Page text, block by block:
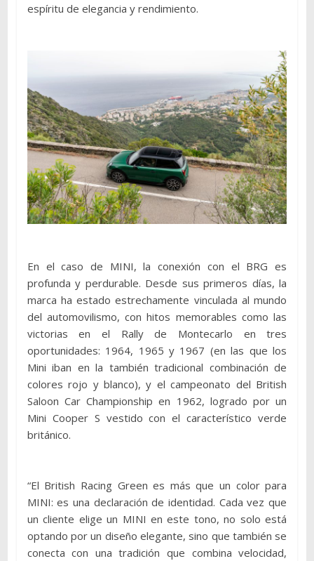
espíritu de elegancia y rendimiento.
En el caso de MINI, la conexión con el BRG es
profunda y perdurable. Desde sus primeros días, la
marca ha estado estrechamente vinculada al mundo
del automovilismo, con hitos memorables como las
victorias en el Rally de Montecarlo en tres
oportunidades: 1964, 1965 y 1967 (en las que los
Mini iban en la también tradicional combinación de
colores rojo y blanco), y el campeonato del British
Saloon Car Championship en 1962, logrado por un
Mini Cooper S vestido con el característico verde
británico.
“El British Racing Green es más que un color para
MINI: es una declaración de identidad. Cada vez que
un cliente elige un MINI en este tono, no solo está
optando por un diseño elegante, sino que también se
conecta con una tradición que combina velocidad,